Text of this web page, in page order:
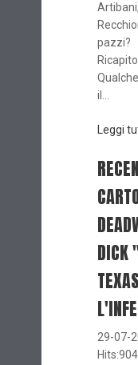
pazzi?
il...
Leggi
DICK
29-07-